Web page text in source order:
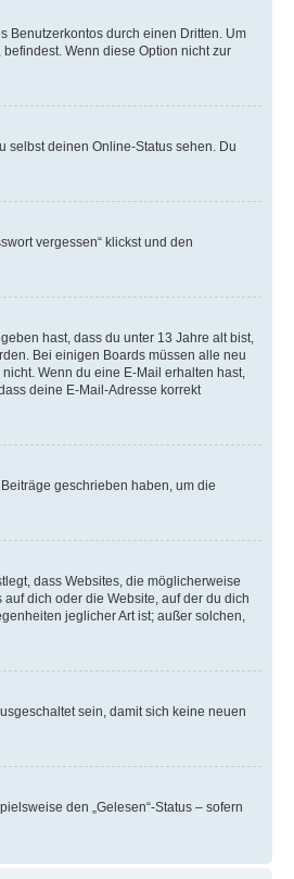
Benutzerkontos durch einen Dritten. Um
Wenn diese Option nicht zur
selbst deinen Online-Status sehen. Du
vergessen“ klickst und den
hast, dass du unter 13 Jahre alt bist,
Bei einigen Boards müssen alle neu
Wenn du eine E-Mail erhalten hast,
deine E-Mail-Adresse korrekt
geschrieben haben, um die
dass Websites, die möglicherweise
dich oder die Website, auf der du dich
jeglicher Art ist; außer solchen,
sein, damit sich keine neuen
den „Gelesen“-Status – sofern